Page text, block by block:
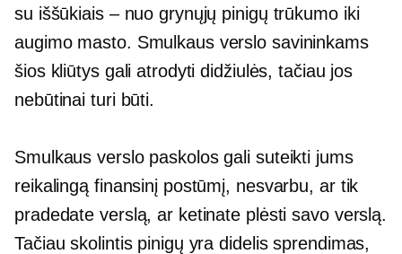
su iššūkiais – nuo ​​grynųjų pinigų trūkumo iki
augimo masto. Smulkaus verslo savininkams
šios kliūtys gali atrodyti didžiulės, tačiau jos
nebūtinai turi būti.
Smulkaus verslo paskolos gali suteikti jums
reikalingą finansinį postūmį, nesvarbu, ar tik
pradedate verslą, ar ketinate plėsti savo verslą.
Tačiau skolintis pinigų yra didelis sprendimas,